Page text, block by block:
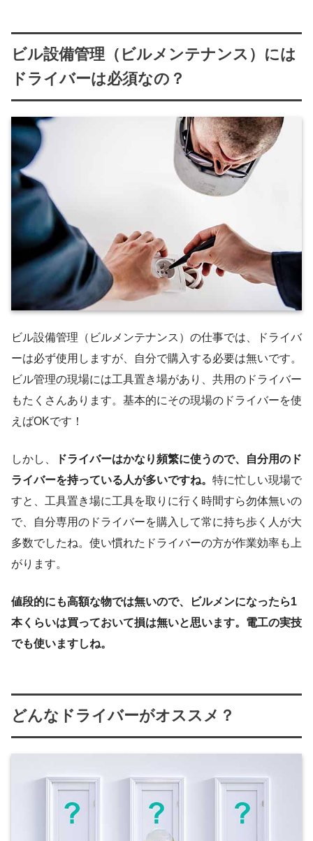
ビル設備管理（ビルメンテナンス）には
ドライバーは必須なの？
ビル設備管理（ビルメンテナンス）の仕事では、ドライバ
ーは必ず使用しますが、自分で購入する必要は無いです。
ビル管理の現場には工具置き場があり、共用のドライバー
もたくさんあります。基本的にその現場のドライバーを使
えばOKです！
しかし、
ドライバーはかなり頻繁に使うので、自分用のド
ライバーを持っている人が多いですね。 特に忙しい現場で
すと、工具置き場に工具を取りに行く時間すら勿体無いの
で、自分専用のドライバーを購入して常に持ち歩く人が大
多数でしたね。使い慣れたドライバーの方が作業効率も上
がります。
値段的にも高額な物では無いので、ビルメンになったら1
本くらいは買っておいて損は無いと思います。電工の実技
でも使いますしね。
どんなドライバーがオススメ？